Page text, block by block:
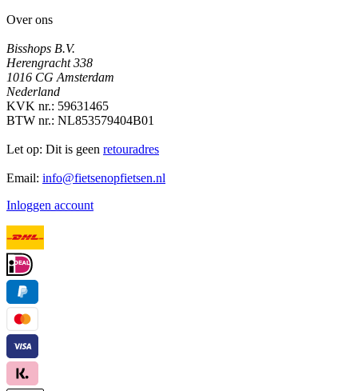
Over ons
Bisshops B.V.
Herengracht 338
1016 CG Amsterdam
Nederland
KVK nr.: 59631465
BTW nr.: NL853579404B01
Let op: Dit is geen retouradres
Email: info@fietsenopfietsen.nl
Inloggen account